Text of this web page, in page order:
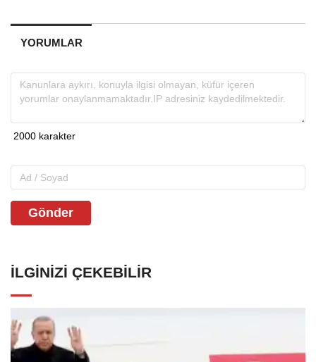
YORUMLAR
Gönder
İLGINIZI ÇEKEBILIR